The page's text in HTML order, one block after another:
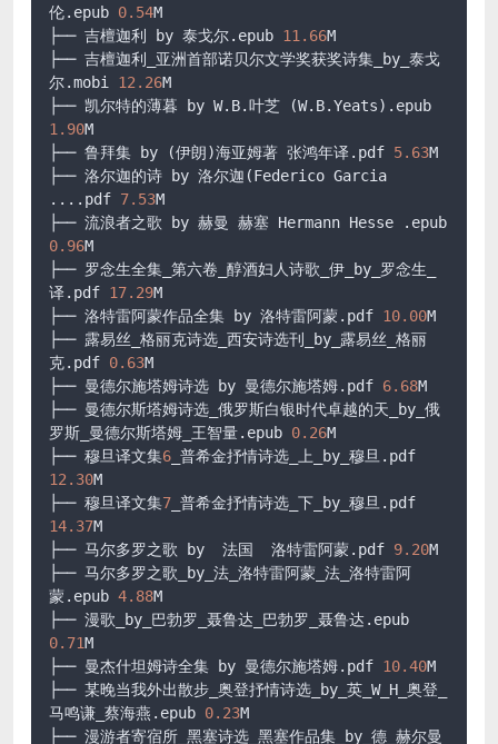
伦.epub 0.54M
├── 吉檀迦利 by 泰戈尔.epub 11.66M
├── 吉檀迦利_亚洲首部诺贝尔文学奖获奖诗集_by_泰戈
尔.mobi 12.26M
├── 凯尔特的薄暮 by W.B.叶芝 (W.B.Yeats) .epub
1.90M
├── 鲁拜集 by (伊朗)海亚姆著 张鸿年译 .pdf 5.63M
├── 洛尔迦的诗 by 洛尔迦(Federico Garcia
....pdf 7.53M
0.96M
├── 罗念生全集_第六卷_醇酒妇人诗歌_伊_by_罗念生_
译.pdf 17.29M
├── 洛特雷阿蒙作品全集 by 洛特雷阿蒙.pdf 10.00M
├── 露易丝_格丽克诗选_西安诗选刊_by_露易丝_格丽
克.pdf 0.63M
├── 曼德尔施塔姆诗选 by 曼德尔施塔姆.pdf 6.68M
├── 曼德尔斯塔姆诗选_俄罗斯白银时代卓越的天_by_俄
罗斯_曼德尔斯塔姆_王智量.epub 0.26M
├── 穆旦译文集6
12.30M
├── 穆旦译文集7
14.37M
├── 马尔多罗之歌 by  法国  洛特雷阿蒙.pdf 9.20M
├── 马尔多罗之歌_by_法_洛特雷阿蒙_法_洛特雷阿
蒙.epub 4.88M
0.71M
├── 曼杰什坦姆诗全集 by 曼德尔施塔姆.pdf 10.40M
├── 某晚当我外出散步_奥登抒情诗选_by_英_W_H_奥登_
马鸣谦_蔡海燕.epub 0.23M
├── 漫游者寄宿所_黑塞诗选_黑塞作品集_by_德_赫尔曼